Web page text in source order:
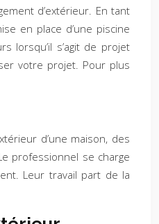
d’extérieur. En tant
en place d’une piscine
lorsqu’il s’agit de projet
votre projet. Pour plus
d’une maison, des
professionnel se charge
Leur travail part de la